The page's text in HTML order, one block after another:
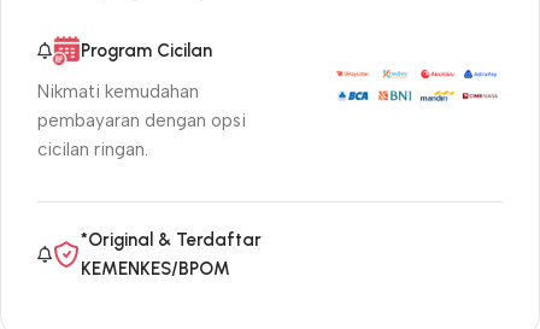
Program Cicilan
Nikmati kemudahan
pembayaran dengan opsi
cicilan ringan.
*Original & Terdaftar
KEMENKES/BPOM